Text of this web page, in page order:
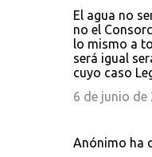
El agua no
no el
lo mismo a
será igual
cuyo caso
6 de junio de
Anónimo ha